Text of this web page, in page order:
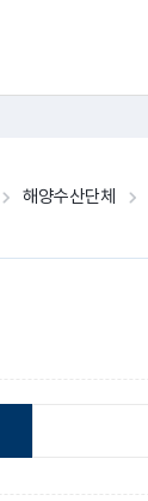
해양수산단체